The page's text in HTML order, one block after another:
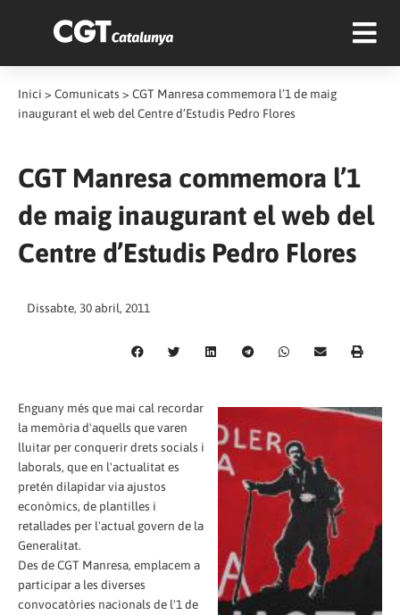
Inici > Comunicats > CGT Manresa commemora l’1 de maig
inaugurant el web del Centre d’Estudis Pedro Flores
CGT Manresa commemora l’1
de maig inaugurant el web del
Centre d’Estudis Pedro Flores
Dissabte, 30 abril, 2011
Enguany més que mai cal recordar
la memòria d'aquells que varen
lluitar per conquerir drets socials i
laborals, que en l'actualitat es
pretén dilapidar via ajustos
econòmics, de plantilles i
retallades per l'actual govern de la
Generalitat.
Des de CGT Manresa, emplacem a
participar a les diverses
convocatòries nacionals de l'1 de